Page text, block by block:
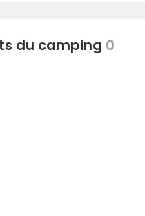
la nature, les
du camping 0